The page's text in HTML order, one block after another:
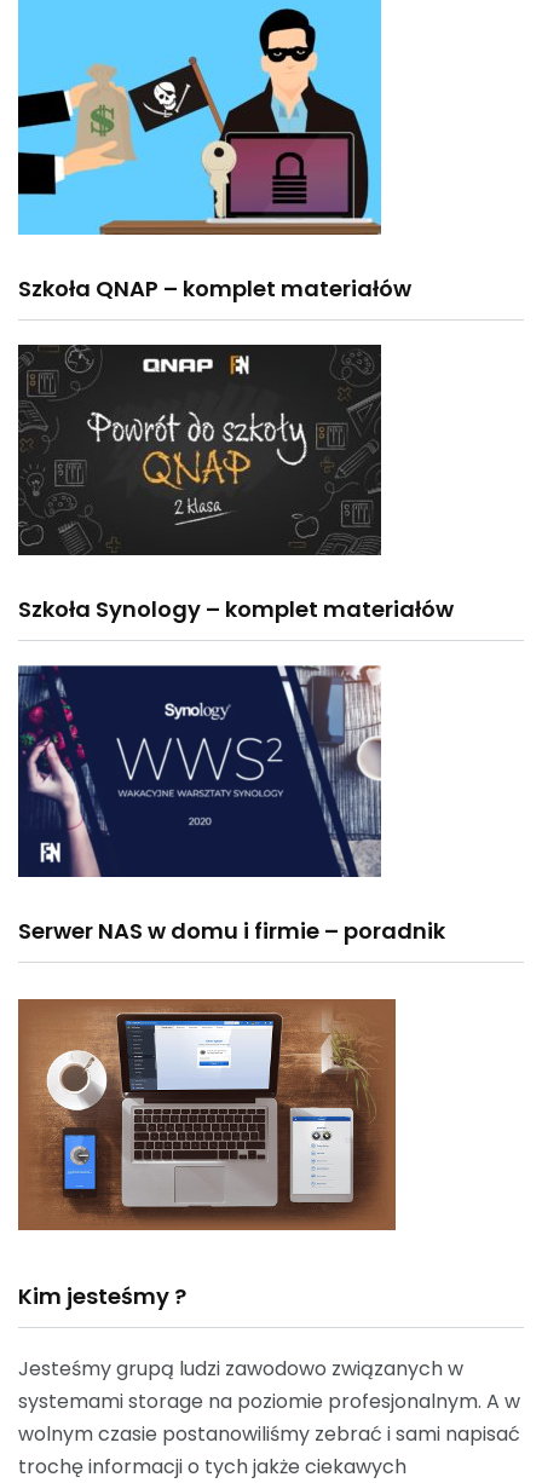
Szkoła QNAP – komplet materiałów
Szkoła Synology – komplet materiałów
Serwer NAS w domu i firmie – poradnik
Kim jesteśmy ?
Jesteśmy grupą ludzi zawodowo związanych w
systemami storage na poziomie profesjonalnym. A w
wolnym czasie postanowiliśmy zebrać i sami napisać
trochę informacji o tych jakże ciekawych